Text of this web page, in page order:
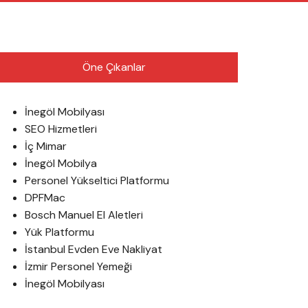
Öne Çıkanlar
İnegöl Mobilyası
SEO Hizmetleri
İç Mimar
İnegöl Mobilya
Personel Yükseltici Platformu
DPFMac
Bosch Manuel El Aletleri
Yük Platformu
İstanbul Evden Eve Nakliyat
İzmir Personel Yemeği
İnegöl Mobilyası